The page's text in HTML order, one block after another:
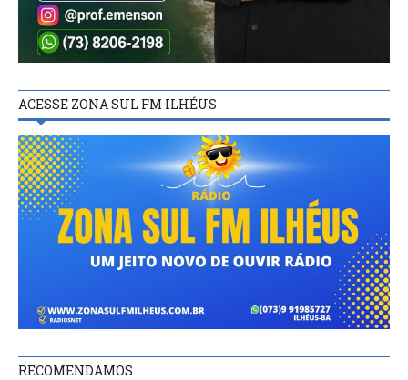
ACESSE ZONA SUL FM ILHÉUS
RECOMENDAMOS